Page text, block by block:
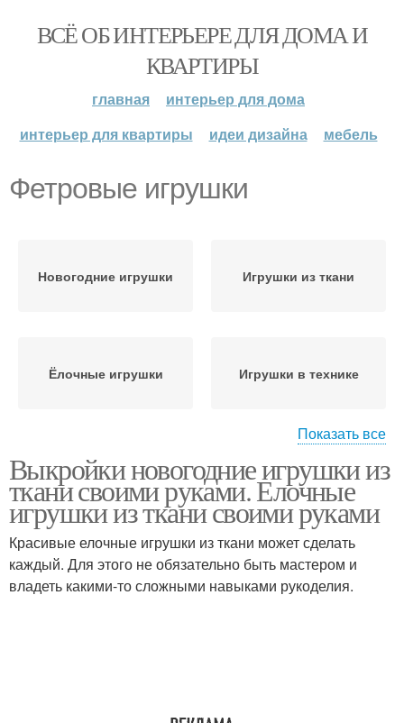
ВСЁ ОБ ИНТЕРЬЕРЕ ДЛЯ ДОМА И
КВАРТИРЫ
главная
интерьер для дома
интерьер для квартиры
идеи дизайна мебель
Фетровые игрушки
Новогодние игрушки Игрушки из ткани
Ёлочные игрушки Игрушки в технике
Игрушки из фетра Игрушки на новый год
Игрушки из флиса Игрушки из кружева
Показать все
Выкройки новогодние игрушки из
ткани своими руками. Елочные
игрушки из ткани своими руками
Красивые елочные игрушки из ткани может сделать
каждый. Для этого не обязательно быть мастером и
владеть какими-то сложными навыками рукоделия.